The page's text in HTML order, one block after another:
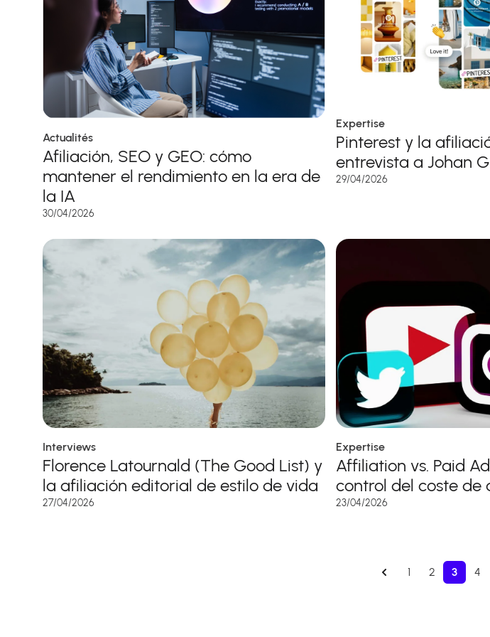
Actualités
Afiliación, SEO y GEO: cómo
mantener el rendimiento en la era de
la IA
30/04/2026
Expertise
Pinterest y la
entrevista a Johan
29/04/2026
Interviews
Florence Latournald (The Good List) y
la afiliación editorial de estilo de vida
27/04/2026
Expertise
Affiliation vs. Paid
control del coste de
23/04/2026
1 2 3 4